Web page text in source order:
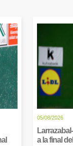
05/08/2026
a la final